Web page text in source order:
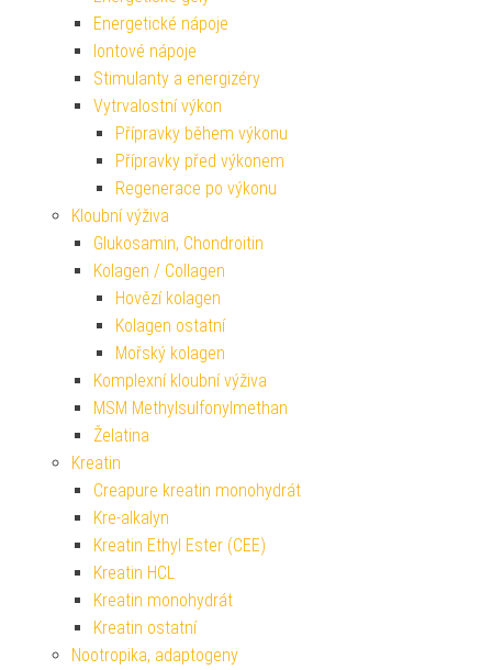
Energetické nápoje
Iontové nápoje
Stimulanty a energizéry
Vytrvalostní výkon
Přípravky během výkonu
Přípravky před výkonem
Regenerace po výkonu
Kloubní výživa
Glukosamin, Chondroitin
Kolagen / Collagen
Hovězí kolagen
Kolagen ostatní
Mořský kolagen
Komplexní kloubní výživa
MSM Methylsulfonylmethan
Želatina
Kreatin
Creapure kreatin monohydrát
Kre-alkalyn
Kreatin Ethyl Ester (CEE)
Kreatin HCL
Kreatin monohydrát
Kreatin ostatní
Nootropika, adaptogeny